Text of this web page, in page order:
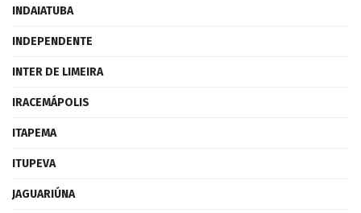
INDAIATUBA
INDEPENDENTE
INTER DE LIMEIRA
IRACEMÁPOLIS
ITAPEMA
ITUPEVA
JAGUARIÚNA